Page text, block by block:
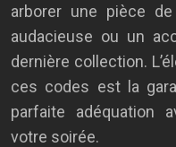
arborer une pièce
audacieuse ou un
dernière collection.
ces codes est la
parfaite adéquation
votre soirée.